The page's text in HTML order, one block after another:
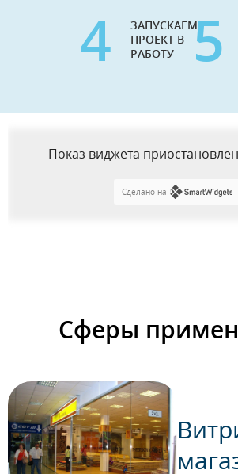
4
ЗАПУСКАЕМ
ПРОЕКТ В
РАБОТУ
5
Показ виджета
Сделано на
Сферы